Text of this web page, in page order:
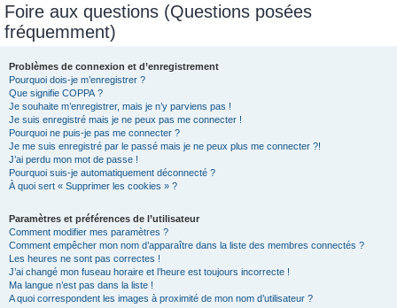
Foire aux questions (Questions posées
fréquemment)
Problèmes de connexion et d’enregistrement
Pourquoi dois-je m’enregistrer ?
Que signifie COPPA ?
Je souhaite m’enregistrer, mais je n’y parviens pas !
Je suis enregistré mais je ne peux pas me connecter !
Pourquoi ne puis-je pas me connecter ?
Je me suis enregistré par le passé mais je ne peux plus me connecter ?!
J’ai perdu mon mot de passe !
Pourquoi suis-je automatiquement déconnecté ?
À quoi sert « Supprimer les cookies » ?
Paramètres et préférences de l’utilisateur
Comment modifier mes paramètres ?
Comment empêcher mon nom d’apparaître dans la liste des membres connectés ?
Les heures ne sont pas correctes !
J’ai changé mon fuseau horaire et l’heure est toujours incorrecte !
Ma langue n’est pas dans la liste !
A quoi correspondent les images à proximité de mon nom d’utilisateur ?